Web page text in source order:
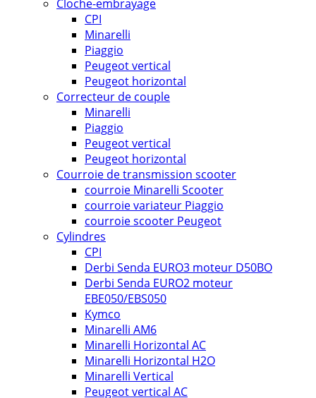
Cloche-embrayage
CPI
Minarelli
Piaggio
Peugeot vertical
Peugeot horizontal
Correcteur de couple
Minarelli
Piaggio
Peugeot vertical
Peugeot horizontal
Courroie de transmission scooter
courroie Minarelli Scooter
courroie variateur Piaggio
courroie scooter Peugeot
Cylindres
CPI
Derbi Senda EURO3 moteur D50BO
Derbi Senda EURO2 moteur
EBE050/EBS050
Kymco
Minarelli AM6
Minarelli Horizontal AC
Minarelli Horizontal H2O
Minarelli Vertical
Peugeot vertical AC